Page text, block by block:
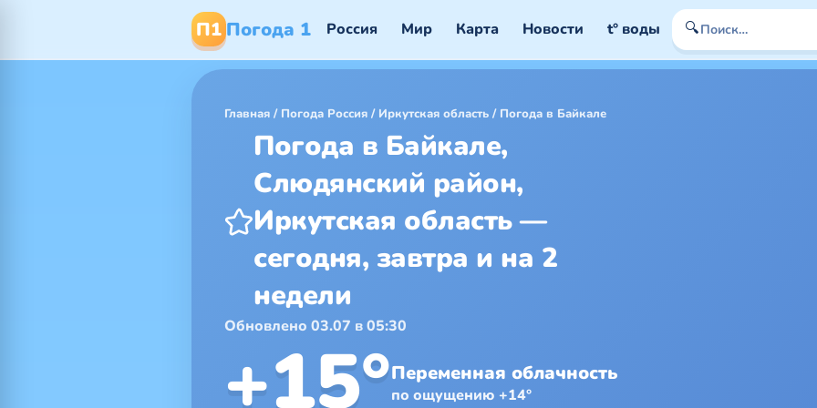
П1 Погода 1 Россия Мир Карта Новости t° воды 🔍
Главная / Погода Россия / Иркутская область / Погода в Байкале
Погода в Байкале,
Слюдянский район,
Иркутская область —
сегодня, завтра и на 2
недели
Обновлено 03.07 в 05:30
+15°Переменная облачность
по ощущению +14°